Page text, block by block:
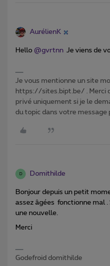
AurélienK
Hello @gvrtnn Je viens de
Je vous mentionne un site
https://sites.bipt.be/ . Merci
privé uniquement si je le
du topic dans votre message
D Domithilde
Bonjour depuis un petit
assez âgées fonctionne mal
une nouvelle.
Merci
Godefroid domithilde